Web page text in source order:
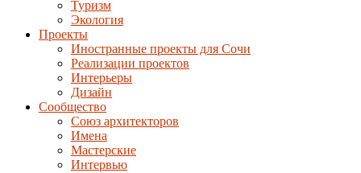
Туризм
Экология
Проекты
Иностранные проекты для Сочи
Реализации проектов
Интерьеры
Дизайн
Сообщество
Союз архитекторов
Имена
Мастерские
Интервью